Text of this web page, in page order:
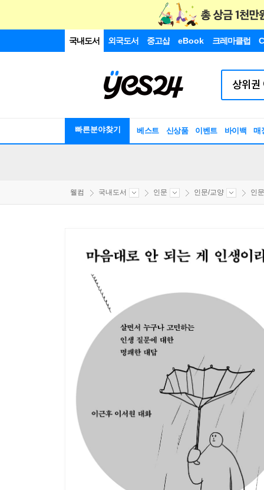
국내도서 외국도서 중고샵 eBook 크레마클럽
빠른분야찾기 베스트 신상품 이벤트 바이백 매
웰컴 국내도서 인문 인문/교양 인